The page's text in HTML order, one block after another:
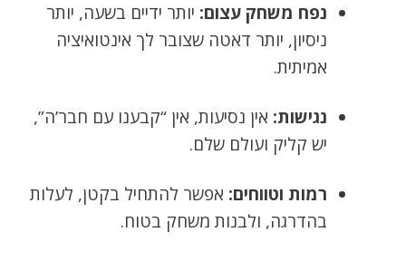
נפח משחק עצום: יותר ידיים בשעה, יותר
ניסיון, יותר דאטה שצובר לך אינטואיציה
אמיתית.
נגישות: אין נסיעות, אין “קבענו עם חבר’ה”,
יש קליק ועולם שלם.
רמות וטווחים: אפשר להתחיל בקטן, לעלות
בהדרגה, ולבנות משחק בטוח.